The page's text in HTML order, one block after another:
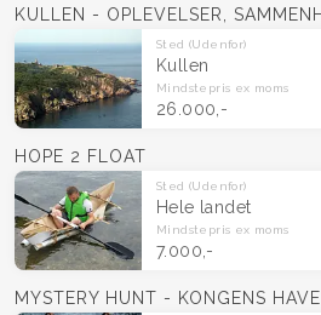
Sted (Udenfor)
Kullen
Mindstepris ex moms
26.000,-
HOPE 2 FLOAT
Sted (Udenfor)
Hele landet
Mindstepris ex moms
7.000,-
MYSTERY HUNT - KONGENS HAVE